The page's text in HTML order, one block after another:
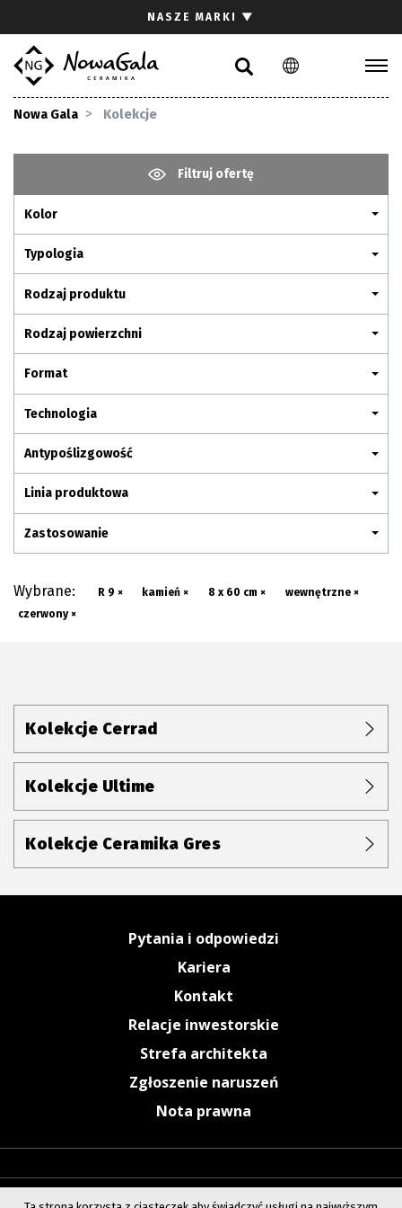
PL EN
NASZE MARKI ▼
Nowa Gala Kolekcje
Filtruj ofertę
Kolor
Typologia
Rodzaj produktu
Rodzaj powierzchni
Format
Technologia
Antypoślizgowość
Linia produktowa
Zastosowanie
Wybrane: R 9 × kamień × 8 x 60 cm ×
wewnętrzne ×
czerwony ×
Kolekcje Cerrad
Kolekcje Ultime
Kolekcje Ceramika Gres
Pytania i odpowiedzi
Kariera
Kontakt
Relacje inwestorskie
Strefa architekta
Zgłoszenie naruszeń
Nota prawna
Gdzie kupić
Pliki do pobrania
Pytania i odpowiedzi
Kariera
Kontakt
Komunikacja z akcjonariuszami